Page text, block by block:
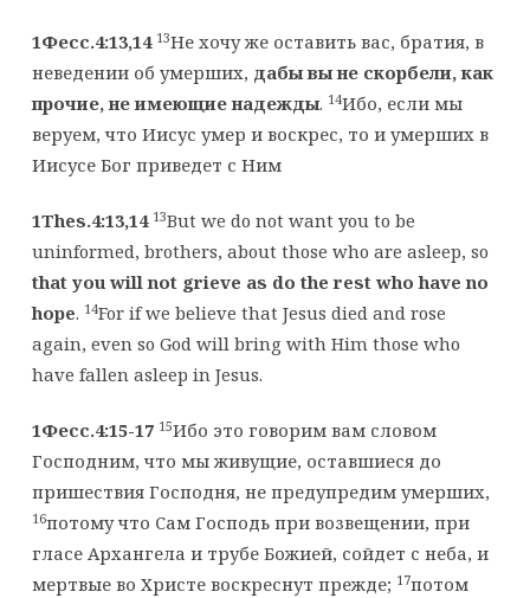
1Фесс.4:13,14 13Не хочу же оставить вас, братия, в
неведении об умерших, дабы вы не скорбели, как
прочие, не имеющие надежды. 14Ибо, если мы
веруем, что Иисус умер и воскрес, то и умерших в
Иисусе Бог приведет с Ним
1Thes.4:13,14 13But we do not want you to be
uninformed, brothers, about those who are asleep, so
that you will not grieve as do the rest who have no
hope. 14For if we believe that Jesus died and rose
again, even so God will bring with Him those who
have fallen asleep in Jesus.
1Фесс.4:15-17 15Ибо это говорим вам словом
Господним, что мы живущие, оставшиеся до
пришествия Господня, не предупредим умерших,
16потому что Сам Господь при возвещении, при
гласе Архангела и трубе Божией, сойдет с неба, и
мертвые во Христе воскреснут прежде; 17потом